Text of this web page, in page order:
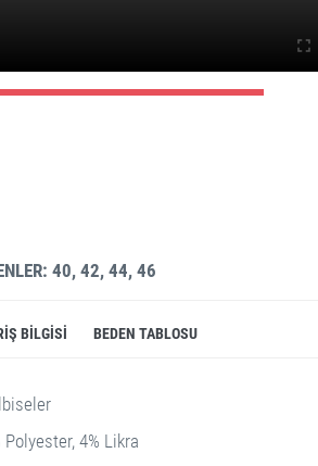
40, 42, 44, 46
BILGISI BEDEN TABLOSU
Polyester, 4% Likra